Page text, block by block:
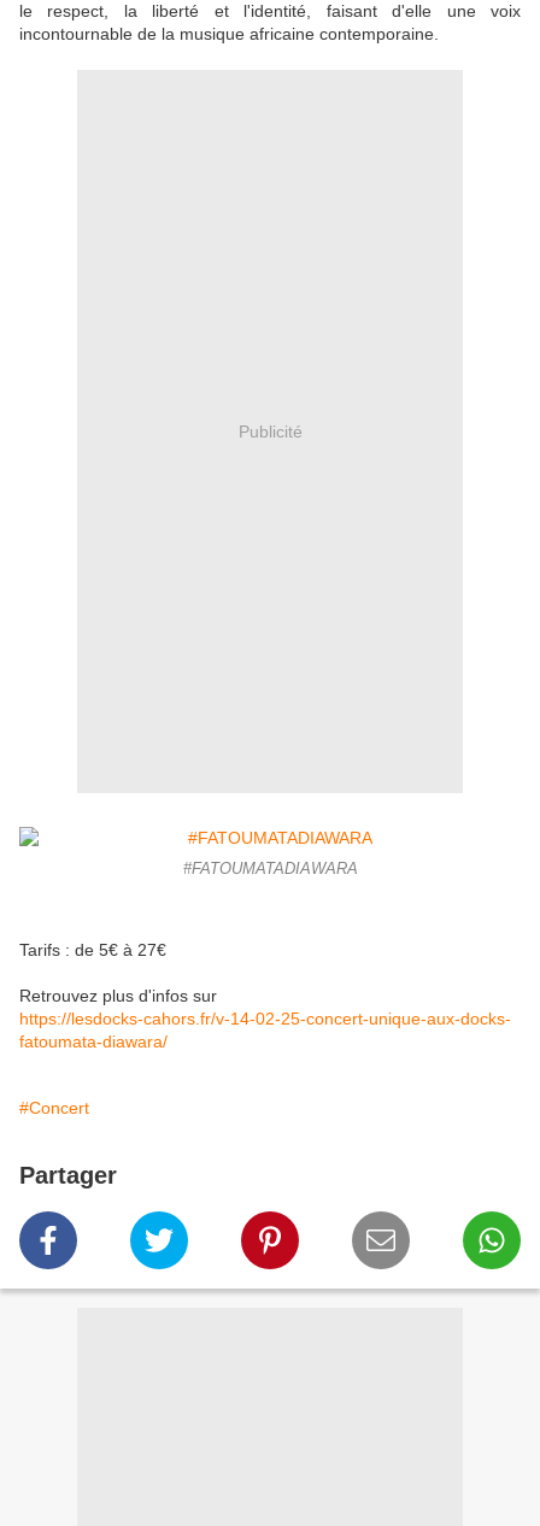
le respect, la liberté et l'identité, faisant d'elle une voix
incontournable de la musique africaine contemporaine.
Publicité
#FATOUMATADIAWARA
Tarifs : de 5€ à 27€
Retrouvez plus d'infos sur
https://lesdocks-cahors.fr/v-14-02-25-concert-unique-aux-docks-
fatoumata-diawara/
#Concert
Partager